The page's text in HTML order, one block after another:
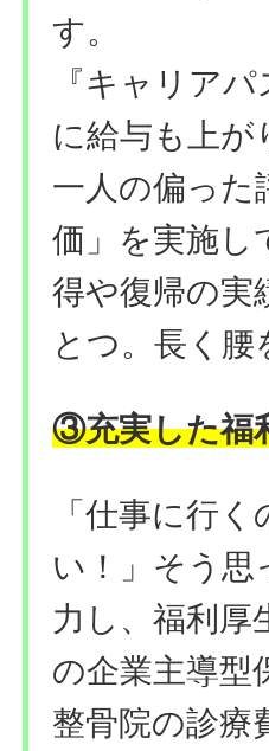
す。
『キャリア
に給与も上が
一人の偏った
価」を実施し
得や復帰の実
とつ。長く
③充実した福
「仕事に行
い！」そう
力し、福利厚
の企業主導型
整骨院の診療